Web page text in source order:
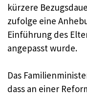
kürzere
zufolge eine
Einführung des
angepasst wurde.
Das
dass an einer